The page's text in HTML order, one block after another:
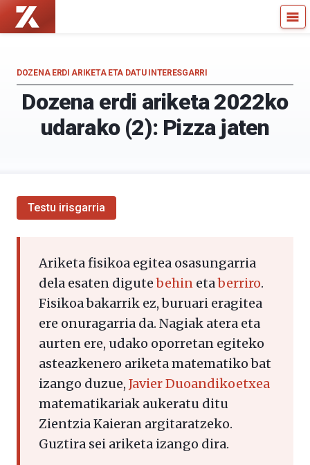
Zientzia
Kultura
Katedra
Kultura
Dozena erdi ariketa 2022ko
udarako (2): Pizza jaten
DOZENA ERDI ARIKETA ETA DATU INTERESGARRI
Testu irisgarria
Ariketa fisikoa egitea osasungarria
dela esaten digutebehin etaberriro.
Fisikoa bakarrik ez, buruari eragitea
ere onuragarria da. Nagiak atera eta
aurten ere, udako oporretan egiteko
asteazkenero ariketa matematiko bat
izango duzue, Javier Duoandikoetxea
matematikariak aukeratu ditu
Zientzia Kaieran argitaratzeko.
Guztira sei ariketa izango dira.